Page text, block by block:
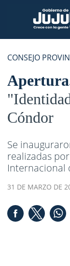
CONSEJO
Apertura
Cóndor
Se
realizadas
Internacional
31 DE MARZO DE